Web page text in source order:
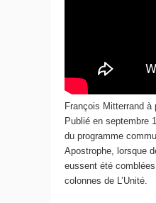
François Mitterrand
Publié en septembre
du programme
Apostrophe, lorsque
eussent été
colonnes de L’Unité.